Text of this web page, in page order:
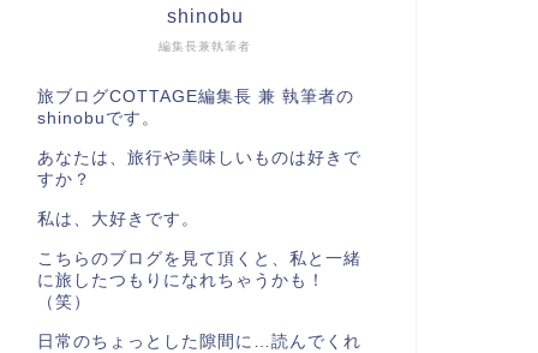
編集長兼執筆者
shinobu
旅ブログCOTTAGE編集長 兼 執筆者の
shinobuです。
あなたは、旅行や美味しいものは好きで
すか？
私は、大好きです。
こちらのブログを見て頂くと、私と一緒
に旅したつもりになれちゃうかも！
（笑）
日常のちょっとした隙間に…読んでくれ